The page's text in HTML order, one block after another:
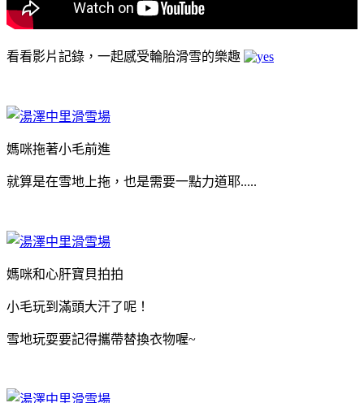
看看影片記錄，一起感受輪胎滑雪的樂趣
媽咪拖著小毛前進
就算是在雪地上拖，也是需要一點力道耶.....
媽咪和心肝寶貝拍拍
小毛玩到滿頭大汗了呢！
雪地玩耍要記得攜帶替換衣物喔~